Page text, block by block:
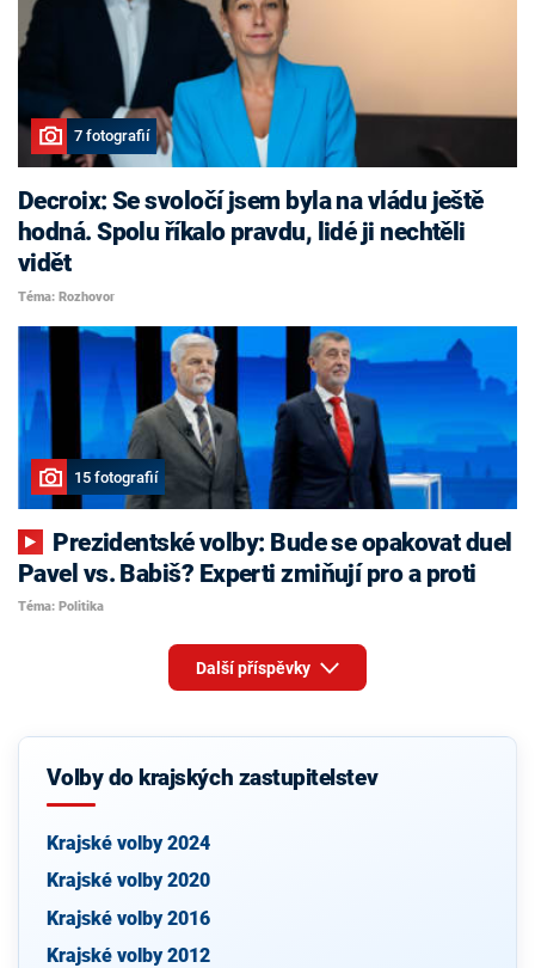
7 fotografií
Decroix: Se svoločí jsem byla na vládu ještě
hodná. Spolu říkalo pravdu, lidé ji nechtěli
vidět
Téma: Rozhovor
15 fotografií
Pavel vs. Babiš? Experti zmiňují pro a proti
Téma: Politika
Další příspěvky
Volby do krajských zastupitelstev
Krajské volby 2024
Krajské volby 2020
Krajské volby 2016
Krajské volby 2012